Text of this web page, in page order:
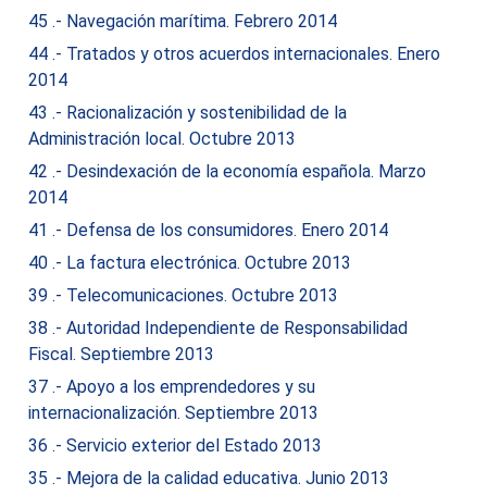
45 .- Navegación marítima. Febrero 2014
44 .- Tratados y otros acuerdos internacionales. Enero
2014
43 .- Racionalización y sostenibilidad de la
Administración local. Octubre 2013
42 .- Desindexación de la economía española. Marzo
2014
41 .- Defensa de los consumidores. Enero 2014
40 .- La factura electrónica. Octubre 2013
39 .- Telecomunicaciones. Octubre 2013
38 .- Autoridad Independiente de Responsabilidad
Fiscal. Septiembre 2013
37 .- Apoyo a los emprendedores y su
internacionalización. Septiembre 2013
36 .- Servicio exterior del Estado 2013
35 .- Mejora de la calidad educativa. Junio 2013